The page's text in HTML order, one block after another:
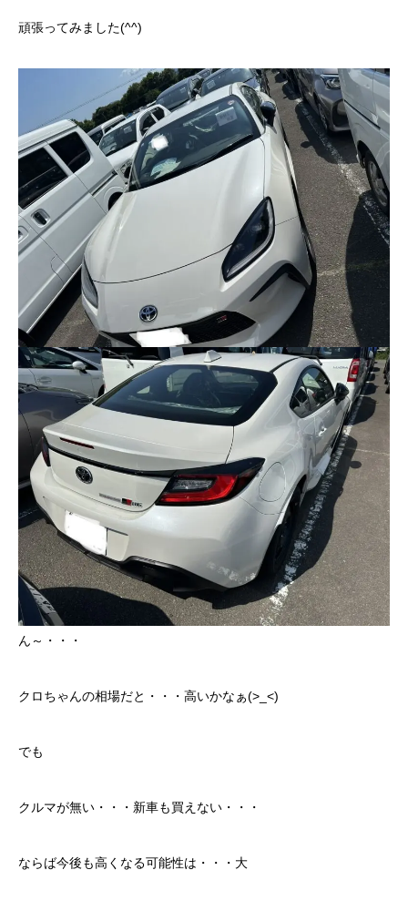
会社概要
クロちゃんの独り言
入庫情報
ご納車
ご成約
部品取付
車磨き
車検
整備・修理
各種手続
保険
お問い合わせ プライバシーポリシー
頑張ってみました(^^)
ん～・・・
クロちゃんの相場だと・・・高いかなぁ(>_<)
でも
クルマが無い・・・新車も買えない・・・
ならば今後も高くなる可能性は・・・大